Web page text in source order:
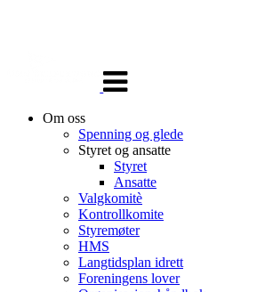
navigasjon
Om oss
Spenning og glede
Styret og ansatte
Styret
Ansatte
Valgkomitè
Kontrollkomite
Styremøter
HMS
Langtidsplan idrett
Foreningens lover